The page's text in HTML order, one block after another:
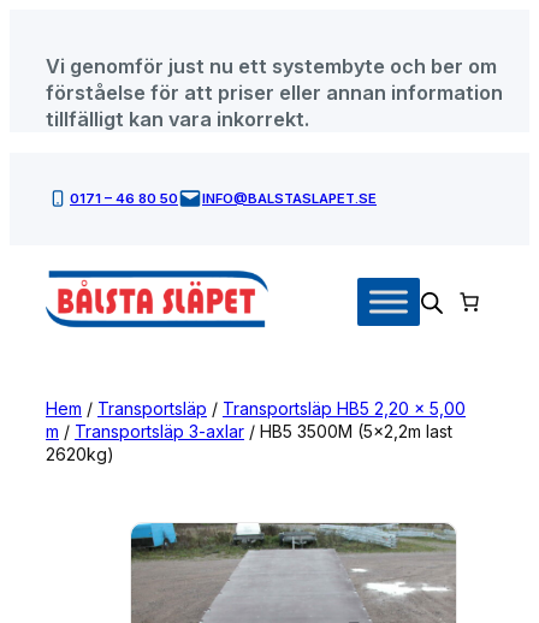
innehåll
Vi genomför just nu ett systembyte och ber om
förståelse för att priser eller annan information
tillfälligt kan vara inkorrekt.
0171 – 46 80 50 INFO@BALSTASLAPET.SE
Hem / Transportsläp / Transportsläp HB5 2,20 x 5,00
m / Transportsläp 3-axlar / HB5 3500M (5×2,2m last
2620kg)